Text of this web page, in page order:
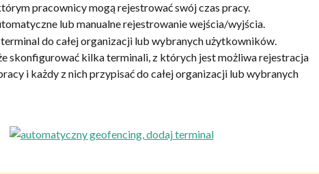
pracownicy mogą rejestrować swój czas pracy.
lub manualne rejestrowanie wejścia/wyjścia.
do całej organizacji lub wybranych użytkowników.
skonfigurować kilka terminali, z których jest możliwa rejestracja
i każdy z nich przypisać do całej organizacji lub wybranych